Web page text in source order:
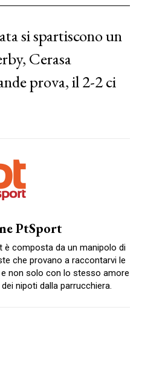
si spartiscono un
Cerasa
prova, il 2-2 ci
PtSport
è composta da un manipolo di
che provano a raccontarvi le
non solo con lo stesso amore
nipoti dalla parrucchiera.